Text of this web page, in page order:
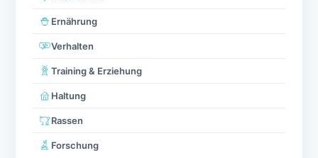
Ernährung
Verhalten
Training & Erziehung
Haltung
Rassen
Forschung